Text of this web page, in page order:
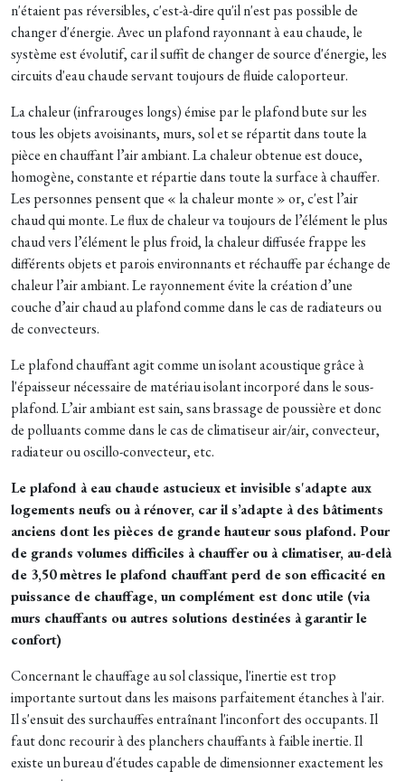
n'étaient pas réversibles, c'est-à-dire qu'il n'est pas possible de
changer d'énergie. Avec un plafond rayonnant à eau chaude, le
système est évolutif, car il suffit de changer de source d'énergie, les
circuits d'eau chaude servant toujours de fluide caloporteur.
La chaleur (infrarouges longs) émise par le plafond bute sur les
tous les objets avoisinants, murs, sol et se répartit dans toute la
pièce en chauffant l’air ambiant. La chaleur obtenue est douce,
homogène, constante et répartie dans toute la surface à chauffer.
Les personnes pensent que « la chaleur monte » or, c'est l’air
chaud qui monte. Le flux de chaleur va toujours de l’élément le plus
chaud vers l’élément le plus froid, la chaleur diffusée frappe les
différents objets et parois environnants et réchauffe par échange de
chaleur l’air ambiant. Le rayonnement évite la création d’une
couche d’air chaud au plafond comme dans le cas de radiateurs ou
de convecteurs.
Le plafond chauffant agit comme un isolant acoustique grâce à
l'épaisseur nécessaire de matériau isolant incorporé dans le sous-
plafond. L’air ambiant est sain, sans brassage de poussière et donc
de polluants comme dans le cas de climatiseur air/air, convecteur,
radiateur ou oscillo-convecteur, etc.
Le plafond à eau chaude astucieux et invisible s'adapte aux
logements neufs ou à rénover, car il s’adapte à des bâtiments
anciens dont les pièces de grande hauteur sous plafond. Pour
de grands volumes difficiles à chauffer ou à climatiser, au-delà
de 3,50 mètres le plafond chauffant perd de son efficacité en
puissance de chauffage, un complément est donc utile (via
murs chauffants ou autres solutions destinées à garantir le
confort)
Concernant le chauffage au sol classique, l'inertie est trop
importante surtout dans les maisons parfaitement étanches à l'air.
Il s'ensuit des surchauffes entraînant l'inconfort des occupants. Il
faut donc recourir à des planchers chauffants à faible inertie. Il
existe un bureau d'études capable de dimensionner exactement les